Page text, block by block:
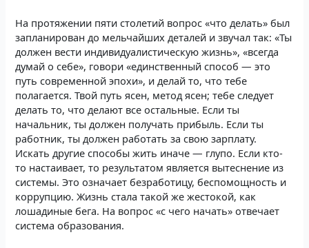
На протяжении пяти столетий вопрос «что делать» был
запланирован до мельчайших деталей и звучал так: «Ты
должен вести индивидуалистическую жизнь», «всегда
думай о себе», говори «единственный способ — это
путь современной эпохи», и делай то, что тебе
полагается. Твой путь ясен, метод ясен; тебе следует
делать то, что делают все остальные. Если ты
начальник, ты должен получать прибыль. Если ты
работник, ты должен работать за свою зарплату.
Искать другие способы жить иначе — глупо. Если кто-
то настаивает, то результатом является вытеснение из
системы. Это означает безработицу, беспомощность и
коррупцию. Жизнь стала такой же жестокой, как
лошадиные бега. На вопрос «с чего начать» отвечает
система образования.